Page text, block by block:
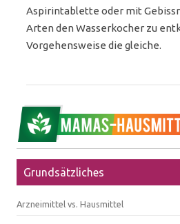
Aspirintablette oder mit
Arten den Wasserkocher zu
Vorgehensweise die gleiche.
Grundsätzliches
Arzneimittel vs. Hausmittel